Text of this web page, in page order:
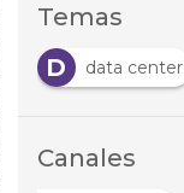
Temas
D data center
Canales